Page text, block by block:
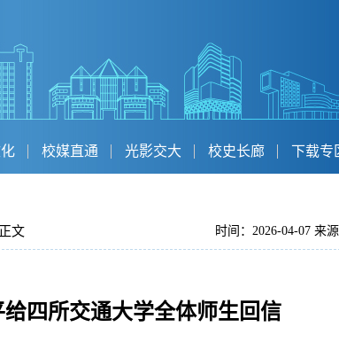
校媒直通 光影交大 校史长廊 下载专
文 时间：2026-04-07 来
给四所交通大学全体师生回信